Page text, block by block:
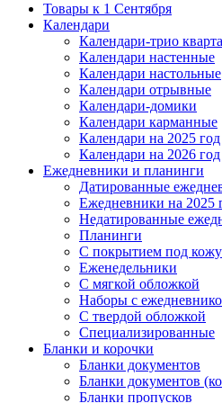
Товары к 1 Сентября
Календари
Календари-трио
Календари настенные
Календари настольные
Календари отрывные
Календари-домики
Календари карманные
Календари на 2025 год
Календари на 2026 год
Ежедневники и планинги
Датированные
Ежедневники на 2025
Недатированные
Планинги
С покрытием под
Еженедельники
С мягкой обложкой
Наборы с
С твердой обложкой
Специализированные
Бланки и корочки
Бланки документов
Бланки документов
Бланки пропусков